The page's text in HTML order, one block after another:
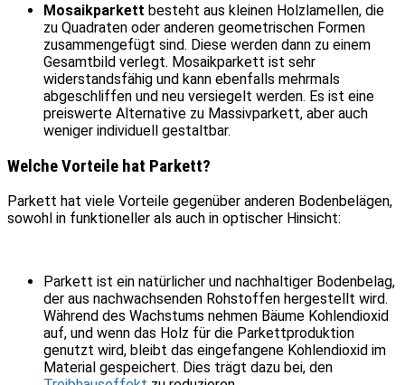
Mosaikparkett besteht aus kleinen Holzlamellen, die
zu Quadraten oder anderen geometrischen Formen
zusammengefügt sind. Diese werden dann zu einem
Gesamtbild verlegt. Mosaikparkett ist sehr
widerstandsfähig und kann ebenfalls mehrmals
abgeschliffen und neu versiegelt werden. Es ist eine
preiswerte Alternative zu Massivparkett, aber auch
weniger individuell gestaltbar.
Welche Vorteile hat Parkett?
Parkett hat viele Vorteile gegenüber anderen Bodenbelägen,
sowohl in funktioneller als auch in optischer Hinsicht:
Parkett ist ein natürlicher und nachhaltiger Bodenbelag,
der aus nachwachsenden Rohstoffen hergestellt wird.
Während des Wachstums nehmen Bäume Kohlendioxid
auf, und wenn das Holz für die Parkettproduktion
genutzt wird, bleibt das eingefangene Kohlendioxid im
Material gespeichert. Dies trägt dazu bei, den